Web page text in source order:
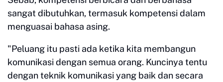
sangat dibutuhkan, termasuk kompetensi dalam
menguasai bahasa asing.
"Peluang itu pasti ada ketika kita membangun
komunikasi dengan semua orang. Kuncinya tentu
dengan teknik komunikasi yang baik dan secara